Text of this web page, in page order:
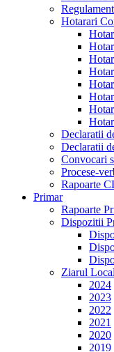
Hotarari
Declaratii
Declaratii
Convocari
Procese-
Rapoarte
Primar
Rapoarte
Dispozitii
Ziarul Local
2024
2023
2022
2021
2020
2019